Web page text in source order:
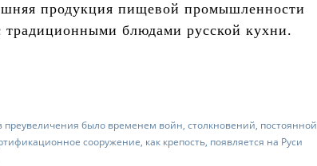
продукция пищевой промышленности
традиционными блюдами русской кухни.
преувеличения было временем войн, столкновений, постоянной
сооружение, как крепость, появляется на Руси